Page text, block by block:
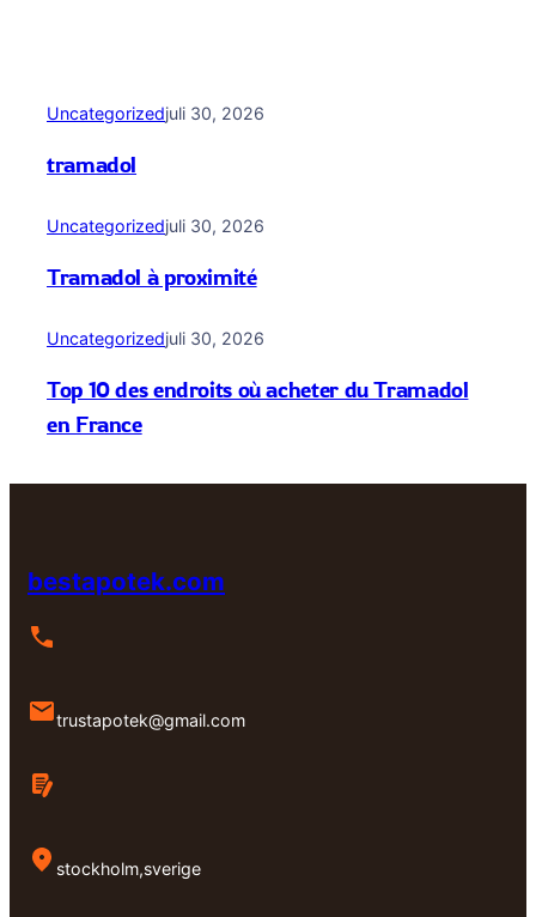
Uncategorizedjuli 30, 2026
tramadol
Uncategorizedjuli 30, 2026
Tramadol à proximité
Uncategorizedjuli 30, 2026
Top 10 des endroits où acheter du Tramadol
en France
bestapotek.com
trustapotek@gmail.com
stockholm,sverige